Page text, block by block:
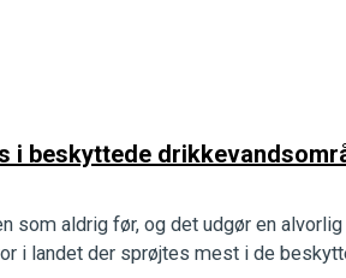
i beskyttede
som aldrig før, og det udgør en
i landet der sprøjtes mest i de